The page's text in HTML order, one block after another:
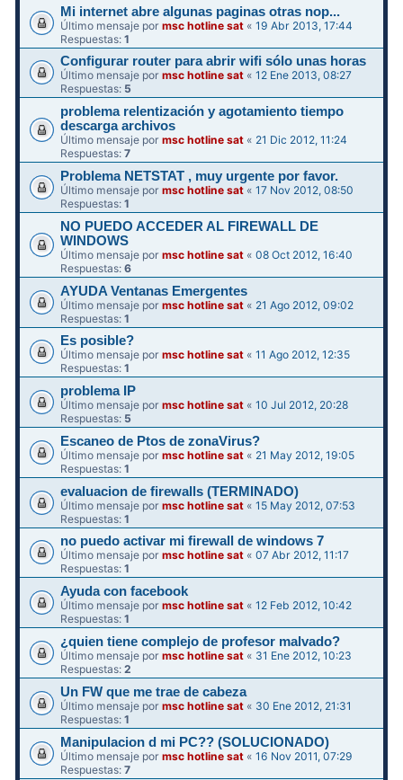
Mi internet abre algunas paginas otras nop...
Último mensaje pormsc hotline sat «19 Abr 2013, 17:44
Respuestas:1
Configurar router para abrir wifi sólo unas horas
Último mensaje pormsc hotline sat «12 Ene 2013, 08:27
Respuestas: 5
problema relentización y agotamiento tiempo
descarga archivos
Último mensaje pormsc hotline sat « 21 Dic 2012, 11:24
Respuestas:7
Problema NETSTAT , muy urgente por favor.
Último mensaje pormsc hotline sat «17 Nov 2012, 08:50
Respuestas:1
NO PUEDO ACCEDER AL FIREWALL DE
WINDOWS
Último mensaje pormsc hotline sat «08 Oct 2012, 16:40
Respuestas:6
AYUDA Ventanas Emergentes
Último mensaje pormsc hotline sat « 21 Ago 2012, 09:02
Respuestas:1
Es posible?
Último mensaje pormsc hotline sat «11 Ago 2012, 12:35
Respuestas:1
problema IP
Último mensaje pormsc hotline sat «10 Jul 2012, 20:28
Respuestas: 5
Escaneo de Ptos de zonaVirus?
Último mensaje pormsc hotline sat « 21 May 2012, 19:05
Respuestas:1
evaluacion de firewalls (TERMINADO)
Último mensaje pormsc hotline sat «15 May 2012, 07:53
Respuestas:1
no puedo activar mi firewall de windows 7
Último mensaje pormsc hotline sat «07 Abr 2012, 11:17
Respuestas:1
Ayuda con facebook
Último mensaje pormsc hotline sat «12 Feb 2012, 10:42
Respuestas:1
¿quien tiene complejo de profesor malvado?
Último mensaje pormsc hotline sat « 31 Ene 2012, 10:23
Respuestas:2
Un FW que me trae de cabeza
Último mensaje pormsc hotline sat « 30 Ene 2012, 21:31
Respuestas:1
Manipulacion d mi PC?? (SOLUCIONADO)
Último mensaje pormsc hotline sat «16 Nov 2011, 07:29
Respuestas:7